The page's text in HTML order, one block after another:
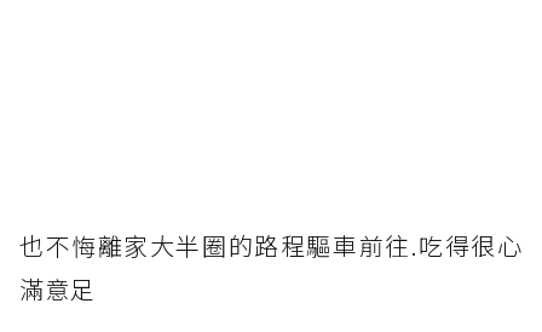
也不悔離家大半圈的路程驅車前往.吃得很心
滿意足